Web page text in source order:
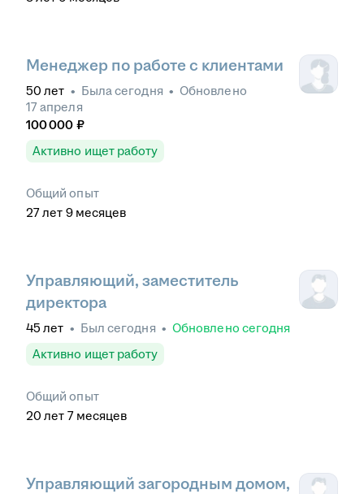
Менеджер по работе с клиентами
50 лет • Быласегодня • Обновлено
17 апреля
100 000 ₽
Активно ищет работу
Общий опыт
27лет 9 месяцев
Управляющий, заместитель
директора
45 лет • Был сегодня • Обновлено сегодня
Активно ищет работу
Общий опыт
20 лет 7 месяцев
Управляющий загородным домом,